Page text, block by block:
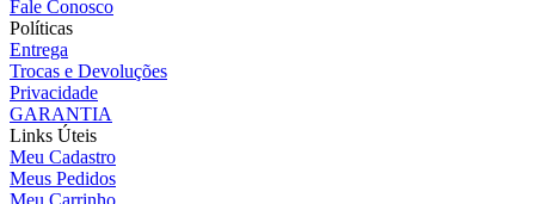
Fale Conosco
Políticas
Entrega
Trocas e Devoluções
Privacidade
GARANTIA
Links Úteis
Meu Cadastro
Meus Pedidos
Meu Carrinho